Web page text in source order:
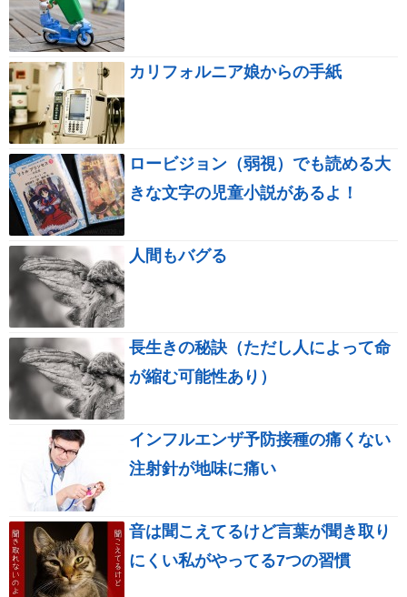
カリフォルニア娘からの手紙
ロービジョン（弱視）でも読める大
きな文字の児童小説があるよ！
人間もバグる
長生きの秘訣（ただし人によって命
が縮む可能性あり）
インフルエンザ予防接種の痛くない
注射針が地味に痛い
音は聞こえてるけど言葉が聞き取り
にくい私がやってる7つの習慣